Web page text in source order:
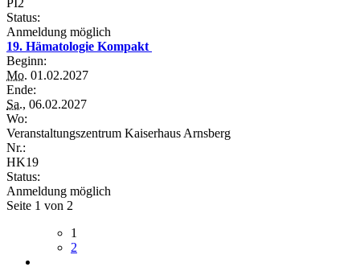
Status:
Anmeldung möglich
19. Hämatologie Kompakt
Beginn:
Mo. 01.02.2027
Ende:
Sa., 06.02.2027
Wo:
Veranstaltungszentrum Kaiserhaus Arnsberg
Nr.:
HK19
Status:
Anmeldung möglich
Seite 1 von 2
1
2